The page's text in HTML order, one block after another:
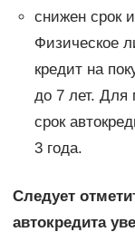
снижен срок
Физическое
кредит на
до 7 лет.
срок
3 года.
Следует
автокредита